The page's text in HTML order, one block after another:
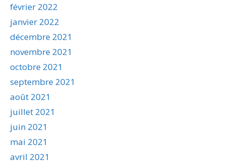
février 2022
janvier 2022
décembre 2021
novembre 2021
octobre 2021
septembre 2021
août 2021
juillet 2021
juin 2021
mai 2021
avril 2021